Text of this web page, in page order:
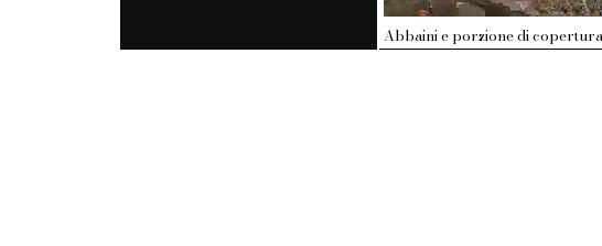
Abbaini e porzione di copertura